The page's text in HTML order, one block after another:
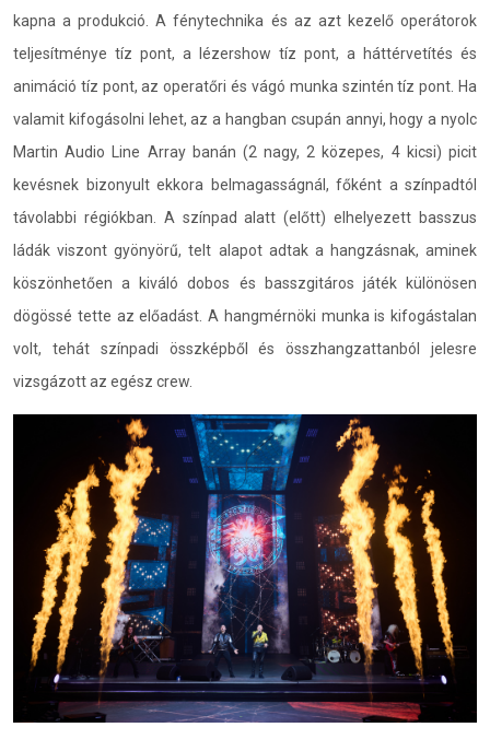
kapna a produkció. A fénytechnika és az azt kezelő operátorok
teljesítménye tíz pont, a lézershow tíz pont, a háttérvetítés és
animáció tíz pont, az operatőri és vágó munka szintén tíz pont. Ha
valamit kifogásolni lehet, az a hangban csupán annyi, hogy a nyolc
Martin Audio Line Array banán (2 nagy, 2 közepes, 4 kicsi) picit
kevésnek bizonyult ekkora belmagasságnál, főként a színpadtól
távolabbi régiókban. A színpad alatt (előtt) elhelyezett basszus
ládák viszont gyönyörű, telt alapot adtak a hangzásnak, aminek
köszönhetően a kiváló dobos és basszgitáros játék különösen
dögössé tette az előadást. A hangmérnöki munka is kifogástalan
volt, tehát színpadi összképből és összhangzattanból jelesre
vizsgázott az egész crew.